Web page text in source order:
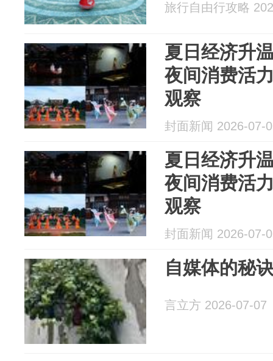
旅行自由行攻略
夏日经济升
夜间消费活
观察
封面新闻 2026-07-
夏日经济升
夜间消费活
观察
封面新闻 2026-07-
自媒体的秘
言立方 2026-07-07